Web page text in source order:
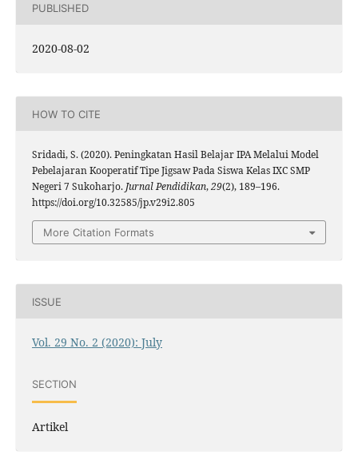
PUBLISHED
2020-08-02
HOW TO CITE
Sridadi, S. (2020). Peningkatan Hasil Belajar IPA Melalui Model
Pebelajaran Kooperatif Tipe Jigsaw Pada Siswa Kelas IXC SMP
Negeri 7 Sukoharjo. Jurnal Pendidikan,29(2), 189–196.
https://doi.org/10.32585/jp.v29i2.805
More Citation Formats
ISSUE
Vol. 29 No. 2 (2020): July
SECTION
Artikel